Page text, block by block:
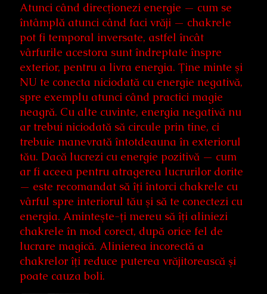
Atunci când direcţionezi energie — cum se
întâmplă atunci când faci vrăji — chakrele
pot fi temporal inversate, astfel încât
vârfurile acestora sunt îndreptate înspre
exterior, pentru a livra energia. Ţine minte şi
NU te conecta niciodată cu energie negativă,
spre exemplu atunci când practici magie
neagră. Cu alte cuvinte, energia negativă nu
ar trebui niciodată să circule prin tine, ci
trebuie manevrată întotdeauna în exteriorul
tău. Dacă lucrezi cu energie pozitivă — cum
ar fi aceea pentru atragerea lucrurilor dorite
— este recomandat să îţi întorci chakrele cu
vârful spre interiorul tău şi să te conectezi cu
energia. Aminteşte-ţi mereu să îţi aliniezi
chakrele în mod corect, după orice fel de
lucrare magică. Alinierea incorectă a
chakrelor îţi reduce puterea vrăjitorească şi
poate cauza boli.